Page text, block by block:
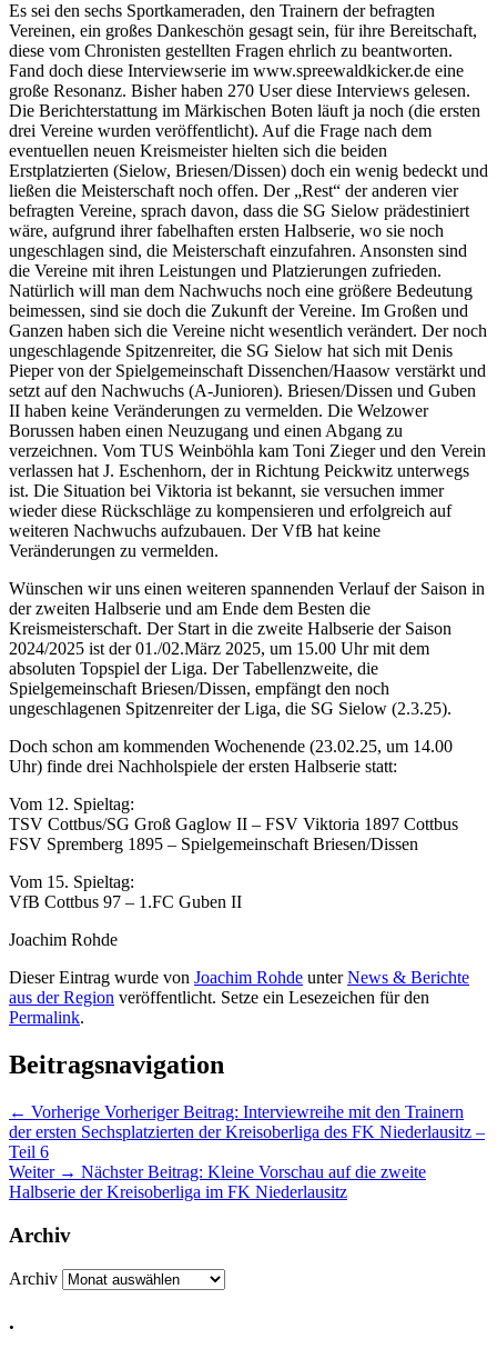
Es sei den sechs Sportkameraden, den Trainern der befragten
Vereinen, ein großes Dankeschön gesagt sein, für ihre Bereitschaft,
diese vom Chronisten gestellten Fragen ehrlich zu beantworten.
Fand doch diese Interviewserie im www.spreewaldkicker.de eine
große Resonanz. Bisher haben 270 User diese Interviews gelesen.
Die Berichterstattung im Märkischen Boten läuft ja noch (die ersten
drei Vereine wurden veröffentlicht). Auf die Frage nach dem
eventuellen neuen Kreismeister hielten sich die beiden
Erstplatzierten (Sielow, Briesen/Dissen) doch ein wenig bedeckt und
ließen die Meisterschaft noch offen. Der „Rest“ der anderen vier
befragten Vereine, sprach davon, dass die SG Sielow prädestiniert
wäre, aufgrund ihrer fabelhaften ersten Halbserie, wo sie noch
ungeschlagen sind, die Meisterschaft einzufahren. Ansonsten sind
die Vereine mit ihren Leistungen und Platzierungen zufrieden.
Natürlich will man dem Nachwuchs noch eine größere Bedeutung
beimessen, sind sie doch die Zukunft der Vereine. Im Großen und
Ganzen haben sich die Vereine nicht wesentlich verändert. Der noch
ungeschlagende Spitzenreiter, die SG Sielow hat sich mit Denis
Pieper von der Spielgemeinschaft Dissenchen/Haasow verstärkt und
setzt auf den Nachwuchs (A-Junioren). Briesen/Dissen und Guben
II haben keine Veränderungen zu vermelden. Die Welzower
Borussen haben einen Neuzugang und einen Abgang zu
verzeichnen. Vom TUS Weinböhla kam Toni Zieger und den Verein
verlassen hat J. Eschenhorn, der in Richtung Peickwitz unterwegs
ist. Die Situation bei Viktoria ist bekannt, sie versuchen immer
wieder diese Rückschläge zu kompensieren und erfolgreich auf
weiteren Nachwuchs aufzubauen. Der VfB hat keine
Veränderungen zu vermelden.
Wünschen wir uns einen weiteren spannenden Verlauf der Saison in
der zweiten Halbserie und am Ende dem Besten die
Kreismeisterschaft. Der Start in die zweite Halbserie der Saison
2024/2025 ist der 01./02.März 2025, um 15.00 Uhr mit dem
absoluten Topspiel der Liga. Der Tabellenzweite, die
Spielgemeinschaft Briesen/Dissen, empfängt den noch
ungeschlagenen Spitzenreiter der Liga, die SG Sielow (2.3.25).
Doch schon am kommenden Wochenende (23.02.25, um 14.00
Uhr) finde drei Nachholspiele der ersten Halbserie statt:
Vom 12. Spieltag:
TSV Cottbus/SG Groß Gaglow II – FSV Viktoria 1897 Cottbus
FSV Spremberg 1895 – Spielgemeinschaft Briesen/Dissen
Vom 15. Spieltag:
VfB Cottbus 97 – 1.FC Guben II
Joachim Rohde
Dieser Eintrag wurde von Joachim Rohde unterNews & Berichte
aus der Region veröffentlicht. Setze ein Lesezeichen für den
Permalink.
Beitragsnavigation
← Vorherige Vorheriger Beitrag: Interviewreihe mit den Trainern
der ersten Sechsplatzierten der Kreisoberliga des FK Niederlausitz –
Teil 6
Weiter → Nächster Beitrag: Kleine Vorschau auf die zweite
Halbserie der Kreisoberliga im FK Niederlausitz
Archiv
Archiv
.